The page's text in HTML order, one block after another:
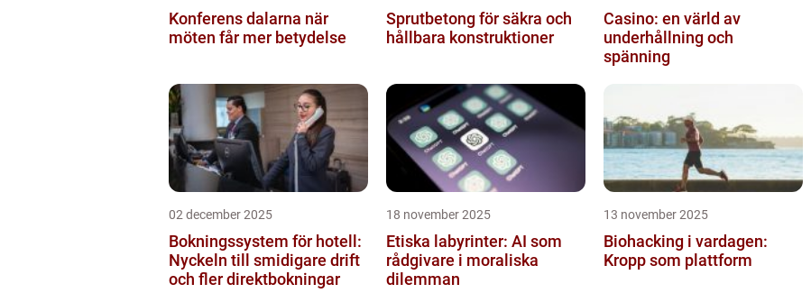
Konferens dalarna när
möten får mer betydelse
Sprutbetong för säkra och
hållbara konstruktioner
Casino: en värld av
underhållning och
spänning
02 december 2025
Bokningssystem för hotell:
Nyckeln till smidigare drift
och fler direktbokningar
18 november 2025
Etiska labyrinter: AI som
rådgivare i moraliska
dilemman
13 november 2025
Biohacking i vardagen:
Kropp som plattform